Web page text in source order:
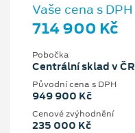
Vaše cena s DPH
714 900 Kč
Pobočka
Centrální sklad v ČR
Původní cena s DPH
949 900 Kč
Cenové zvýhodnění
235 000 Kč